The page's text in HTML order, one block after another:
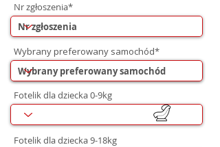
Nr zgłoszenia*
Wybrany preferowany samochód*
Fotelik dla dziecka 0-9kg
Fotelik dla dziecka 9-18kg